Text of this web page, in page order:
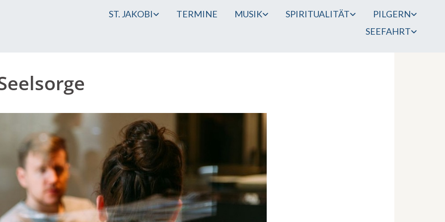
ST. JAKOBI TERMINE MUSIK SPIRITUALITÄT
PILGERN
SEEFAHRT